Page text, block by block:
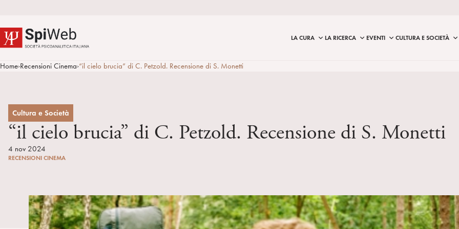
LA CURA LA RICERCA EVENTI CULTURA E SOCIETÀ
Home>Recensioni Cinema>“il cielo brucia” di C. Petzold. Recensione di S. Monetti
Cultura e Società
“il cielo brucia” di C. Petzold. Recensione di S. Monetti
4 nov 2024
RECENSIONI CINEMA